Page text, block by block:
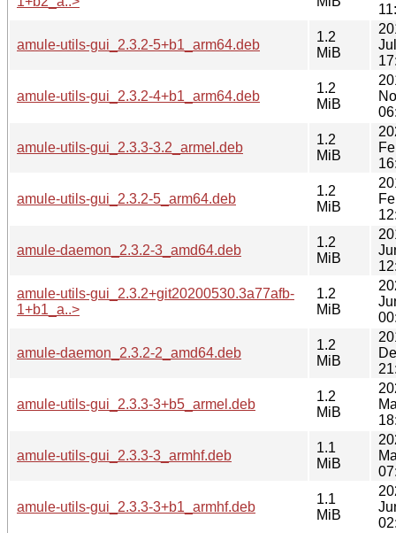
amule-utils-gui_2.3.2-5+b1_arm64.deb
1.2
MiB
amule-utils-gui_2.3.2-4+b1_arm64.deb
1.2
MiB
amule-utils-gui_2.3.3-3.2_armel.deb
1.2
MiB
amule-utils-gui_2.3.2-5_arm64.deb
1.2
MiB
amule-daemon_2.3.2-3_amd64.deb
1.2
MiB
amule-utils-gui_2.3.2+git20200530.3a77afb-
1+b1_a..>
1.2
MiB
amule-daemon_2.3.2-2_amd64.deb
1.2
MiB
amule-utils-gui_2.3.3-3+b5_armel.deb
1.2
MiB
amule-utils-gui_2.3.3-3_armhf.deb
1.1
MiB
amule-utils-gui_2.3.3-3+b1_armhf.deb
1.1
MiB